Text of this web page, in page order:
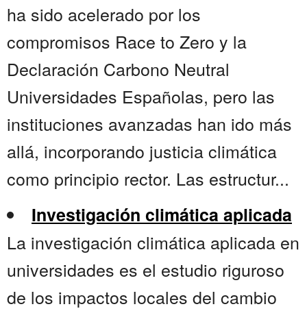
ha sido acelerado por los
compromisos Race to Zero y la
Declaración Carbono Neutral
Universidades Españolas, pero las
instituciones avanzadas han ido más
allá, incorporando justicia climática
como principio rector. Las estructur...
Investigación climática aplicada
La investigación climática aplicada en
universidades es el estudio riguroso
de los impactos locales del cambio